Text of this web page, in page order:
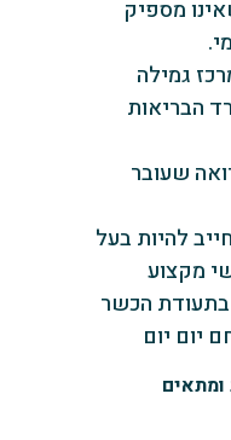
מספיק
גמילה
הבריאות
שעובר
להיות בעל
מקצוע
בתעודת הכשר
יום יום
ומתאים